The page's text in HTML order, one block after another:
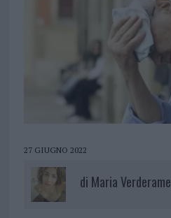
27 GIUGNO 2022
di Maria Verderame